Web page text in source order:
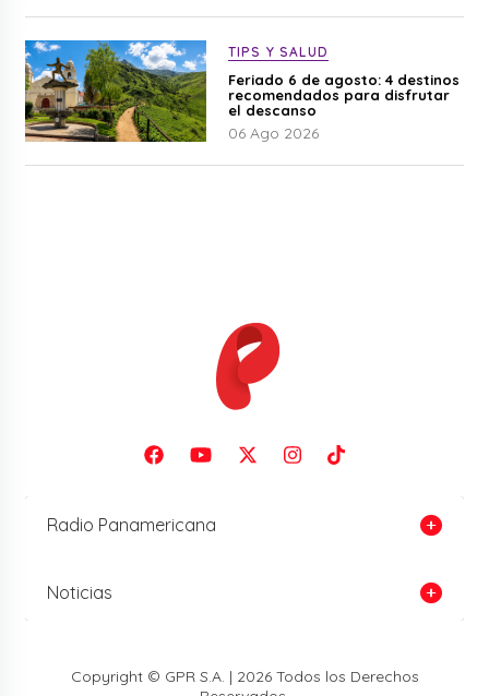
TIPS Y SALUD
Feriado 6 de agosto: 4 destinos
recomendados para disfrutar
el descanso
06 Ago 2026
Radio Panamericana
Noticias
Copyright © GPR S.A. | 2026 Todos los Derechos